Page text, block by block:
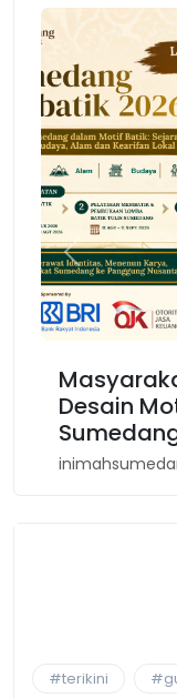
Diajak Ikuti
Batik Khas
• August 3, 2026
Previous
#terikini